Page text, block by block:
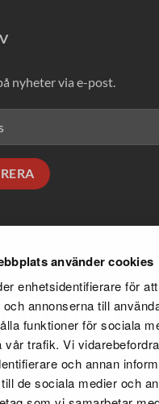
använder cookies
enhetsidentifierare för
annonserna till
funktioner för sociala
vår trafik. Vi
och annan
de sociala medier och
nyheter via e-post.